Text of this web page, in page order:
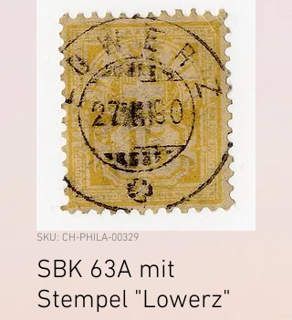
SKU: CH-PHILA-00329
SBK 63A mit
Stempel "Lowerz"